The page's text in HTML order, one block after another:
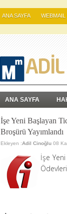
ANA SAYFA WEBMAIL
ANA SAYFA
İşe Yeni Başlayan
Broşürü Yayımlandı
Ekleyen :Adil Cinoğlu 08
İşe